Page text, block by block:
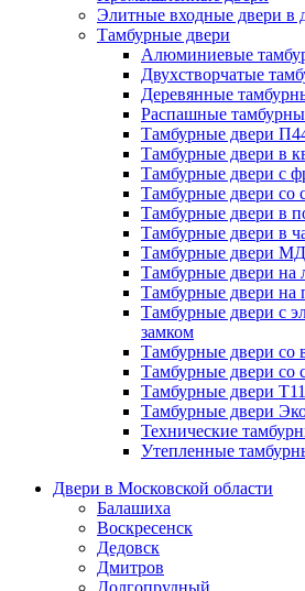
Элитные входные двери в
Тамбурные двери
Алюминиевые
Двухстворчатые
Деревянные
Распашные
Тамбурные двери
Тамбурные двери в
Тамбурные двери с
Тамбурные двери со
Тамбурные двери в
Тамбурные двери в
Тамбурные двери
Тамбурные двери на
Тамбурные двери на
Тамбурные двери с
замком
Тамбурные двери со
Тамбурные двери со
Тамбурные двери
Тамбурные двери
Технические
Утепленные
Двери в Московской области
Балашиха
Воскресенск
Дедовск
Дмитров
Долгопрудный